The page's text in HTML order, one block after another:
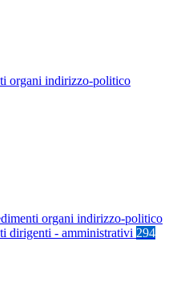
organi indirizzo-politico
organi indirizzo-politico
dirigenti - amministrativi 294